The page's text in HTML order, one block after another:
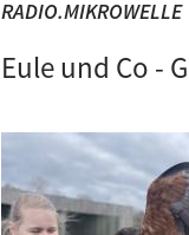
RADIO.MIKROWELLE
Eule und Co -